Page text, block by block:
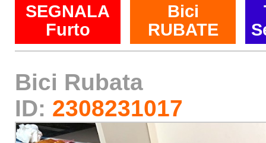
SEGNALA
Furto
Bici
RUBATE
Bici Rubata
ID: 2308231017